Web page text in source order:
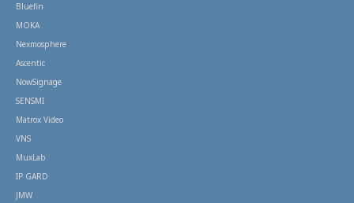
Bluefin
MOKA
Nexmosphere
Ascentic
NowSignage
SENSMI
Matrox Video
VNS
MuxLab
IP GARD
JMW